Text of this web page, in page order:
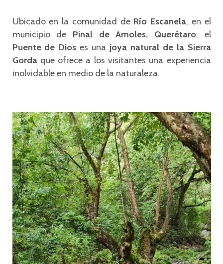
Ubicado en la comunidad de Río Escanela, en el
municipio de Pinal de Amoles, Querétaro, el
Puente de Dios es una joya natural de la Sierra
Gordaque ofrece a los visitantes una experiencia
inolvidable en medio de la naturaleza.